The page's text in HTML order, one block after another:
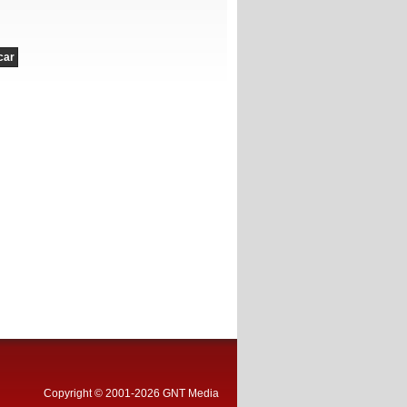
Copyright © 2001-2026 GNT Media